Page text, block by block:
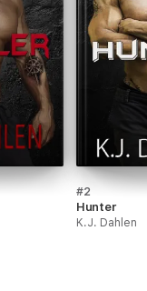
#2
Hunter
K.J. Dahlen